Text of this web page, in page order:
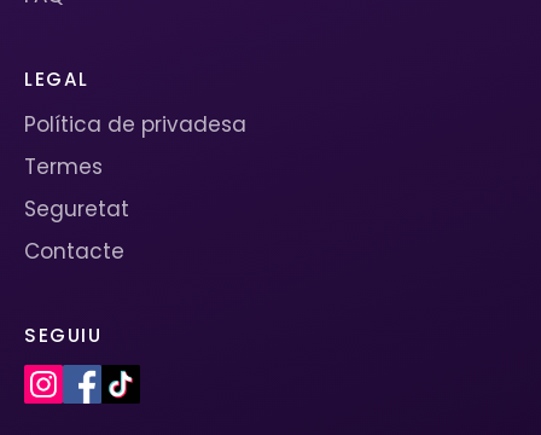
LEGAL
Política de privadesa
Termes
Seguretat
Contacte
SEGUIU